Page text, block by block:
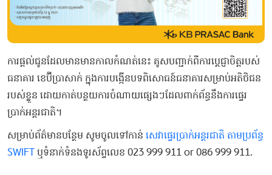
ការផ្តល់ជូនដែលមានមានកាលកំណត់នេះ គូសបញ្ជាក់ពីការប្តេជ្ញាចិត្តរបស់
ធនាគារ ខេប៊ីប្រាសាក់ ក្នុងការបង្កើនបទពិសោធន៍ធនាគារសម្រាប់អតិថិជន
របស់ខ្លួន ដោយកាត់បន្ថយការចំណាយផ្សេងៗដែលពាក់ព័ន្ធនឹងការផ្ទេរ
ប្រាក់អន្តរជាតិ។
សម្រាប់ព័ត៌មានបន្ថែម សូមចូលទៅកាន់ សេវា​ផ្ទេរ​ប្រាក់អន្តរជាតិ ​តាម​ប្រព័ន្ធ
SWIFTឬទំនាក់ទំនងទូរស័ព្ទលេខ 023 999 911 or 086 999 911.